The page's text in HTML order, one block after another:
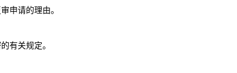
申请的理由。
有关规定。